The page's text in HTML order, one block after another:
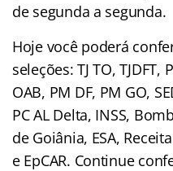
de segunda a segunda.
Hoje você poderá
seleções: TJ TO, TJDFT,
OAB, PM DF, PM GO,
PC AL Delta, INSS,
de Goiânia, ESA,
e EpCAR. Continue